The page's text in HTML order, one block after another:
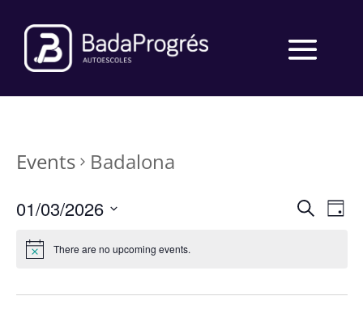
Events Badalona
Events
Search
Day
01/03/2026
date.
There are no upcoming events.